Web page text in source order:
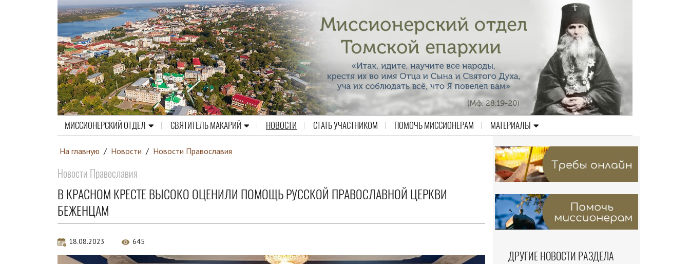
МИССИОНЕРСКИЙ ОТДЕЛ СВЯТИТЕЛЬ МАКАРИЙ НОВОСТИ СТАТЬ УЧАСТНИКОМ ПОМОЧЬ МИССИОНЕРАМ МАТЕРИАЛЫ
На главную / Новости / Новости Православия
Новости Православия
В КРАСНОМ КРЕСТЕ ВЫСОКО ОЦЕНИЛИ ПОМОЩЬ РУССКОЙ ПРАВОСЛАВНОЙ ЦЕРКВИ
БЕЖЕНЦАМ
18.08.2023 645
ДРУГИЕ НОВОСТИ РАЗДЕЛА